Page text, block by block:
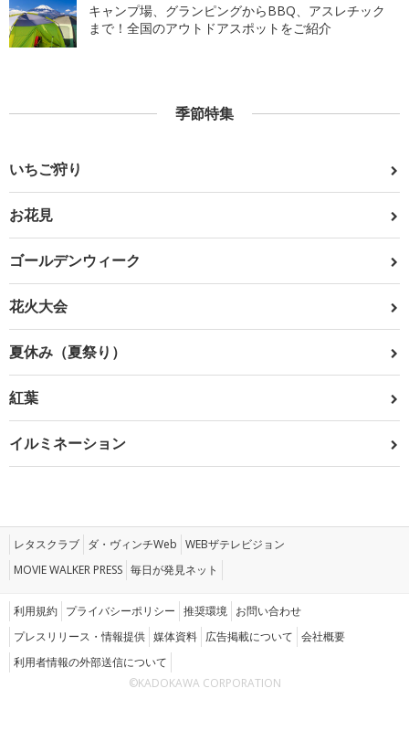
キャンプ場、グランピングからBBQ、アスレチック
まで！全国のアウトドアスポットをご紹介
季節特集
いちご狩り
お花見
ゴールデンウィーク
花火大会
夏休み（夏祭り）
紅葉
イルミネーション
レタスクラブ ダ・ヴィンチWeb WEBザテレビジョン
MOVIE WALKER PRESS 毎日が発見ネット
利用規約 プライバシーポリシー 推奨環境 お問い合わせ
プレスリリース・情報提供 媒体資料 広告掲載について 会社概要
利用者情報の外部送信について
©KADOKAWA CORPORATION